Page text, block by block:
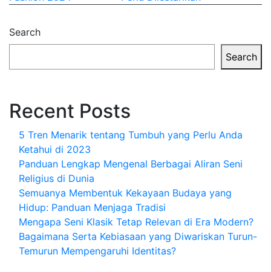
Search
Search
Recent Posts
5 Tren Menarik tentang Tumbuh yang Perlu Anda
Ketahui di 2023
Panduan Lengkap Mengenal Berbagai Aliran Seni
Religius di Dunia
Semuanya Membentuk Kekayaan Budaya yang
Hidup: Panduan Menjaga Tradisi
Mengapa Seni Klasik Tetap Relevan di Era Modern?
Bagaimana Serta Kebiasaan yang Diwariskan Turun-
Temurun Mempengaruhi Identitas?